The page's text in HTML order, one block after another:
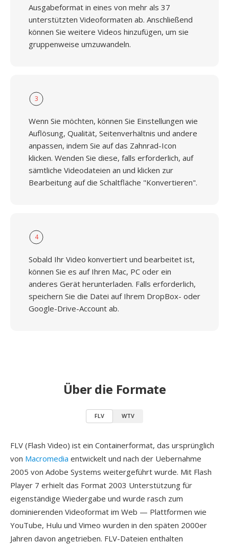
Ausgabeformat in eines von mehr als 37
unterstützten Videoformaten ab. Anschließend
können Sie weitere Videos hinzufügen, um sie
gruppenweise umzuwandeln.
3
Wenn Sie möchten, können Sie Einstellungen wie
Auflösung, Qualität, Seitenverhältnis und andere
anpassen, indem Sie auf das Zahnrad-Icon
klicken. Wenden Sie diese, falls erforderlich, auf
sämtliche Videodateien an und klicken zur
Bearbeitung auf die Schaltfläche "Konvertieren".
4
Sobald Ihr Video konvertiert und bearbeitet ist,
können Sie es auf Ihren Mac, PC oder ein
anderes Gerät herunterladen. Falls erforderlich,
speichern Sie die Datei auf Ihrem DropBox- oder
Google-Drive-Account ab.
Über die Formate
FLV WTV
FLV (Flash Video) ist ein Containerformat, das ursprünglich
von Macromedia entwickelt und nach der Uebernahme
2005 von Adobe Systems weitergeführt wurde. Mit Flash
Player 7 erhielt das Format 2003 Unterstützung für
eigenständige Wiedergabe und wurde rasch zum
dominierenden Videoformat im Web — Plattformen wie
YouTube, Hulu und Vimeo wurden in den späten 2000er
Jahren davon angetrieben. FLV-Dateien enthalten